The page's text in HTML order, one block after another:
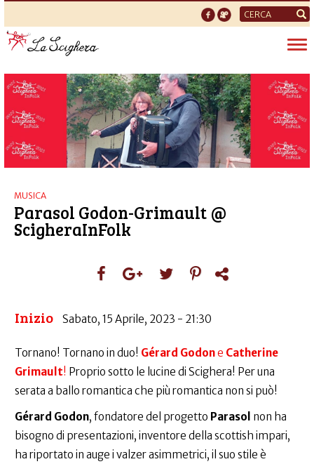
Form
di
ricerca
MUSICA
Parasol Godon-Grimault @
ScigheraInFolk
Inizio Sabato, 15 Aprile, 2023 - 21:30
Tornano! Tornano in duo! Gérard Godone Catherine
Grimault! Proprio sotto le lucine di Scighera! Per una
serata a ballo romantica che più romantica non si può!
Gérard Godon, fondatore del progetto Parasol non ha
bisogno di presentazioni, inventore della scottish impari,
ha riportato in auge i valzer asimmetrici, il suo stile è